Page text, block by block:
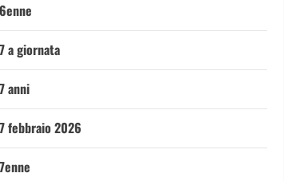
a giornata
anni
febbraio 2026